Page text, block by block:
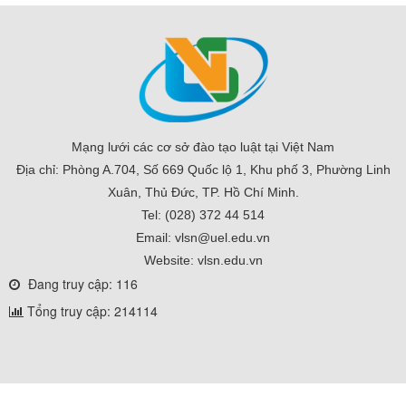
Mạng lưới các cơ sở đào tạo luật tại Việt Nam
Địa chỉ: Phòng A.704, Số 669 Quốc lộ 1, Khu phố 3, Phường Linh
Xuân, Thủ Đức, TP. Hồ Chí Minh.
Tel: (028) 372 44 514
Email: vlsn@uel.edu.vn
Website: vlsn.edu.vn
Đang truy cập: 116
Tổng truy cập: 214114